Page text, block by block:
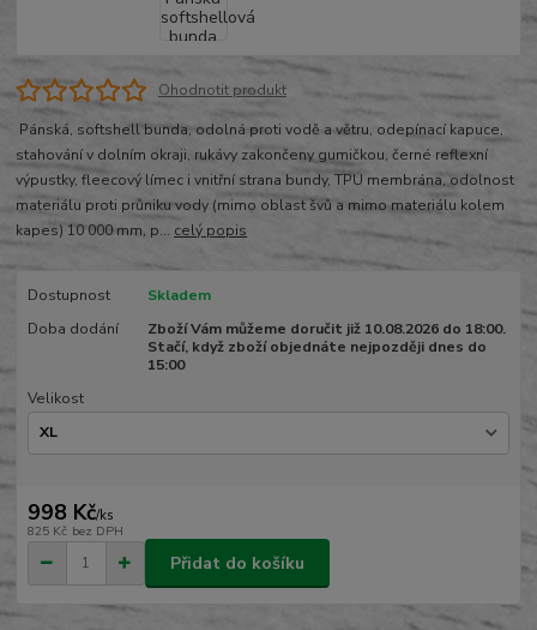
Ohodnotit produkt
Pánská, softshell bunda, odolná proti vodě a větru, odepínací kapuce,
stahování v dolním okraji, rukávy zakončeny gumičkou, černé reflexní
výpustky, fleecový límec i vnitřní strana bundy, TPU membrána, odolnost
materiálu proti průniku vody (mimo oblast švů a mimo materiálu kolem
kapes) 10 000 mm, p... celý popis
Dostupnost
Skladem
Doba dodání
Zboží Vám můžeme doručit již 10.08.2026 do 18:00.
Stačí, když zboží objednáte nejpozději dnes do
15:00
Velikost
998 Kč/ks
825 Kč bez DPH
Přidat do košíku